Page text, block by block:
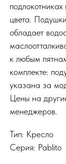
цвета.
обладает
к любым
комплекте:
указана за
Цены на
менеджеров.
Тип: Кресло
Серия: Pablito